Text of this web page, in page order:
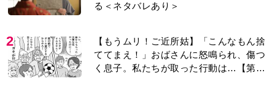
る＜ネタバレあり＞
2
【もうムリ！ご近所姑】「こんなもん捨
ててまえ！」おばさんに怒鳴られ、傷つ
く息子。私たちが取った行動は…【第3